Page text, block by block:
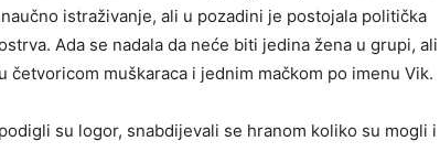
istraživanje, ali u pozadini je postojala politička
Ada se nadala da neće biti jedina žena u grupi, ali
četvoricom muškaraca i jednim mačkom po imenu Vik.
su logor, snabdijevali se hranom koliko su mogli i